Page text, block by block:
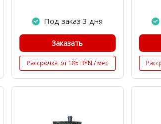
Под заказ 3 дня
Заказать
Рассрочка от 185 BYN / мес